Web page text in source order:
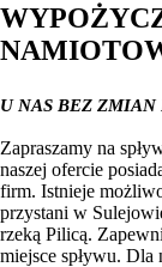
U NAS BEZ ZMIAN
Zapraszamy na
naszej ofercie
firm. Istnieje
przystani w
rzeką Pilicą.
miejsce spływu. Dla